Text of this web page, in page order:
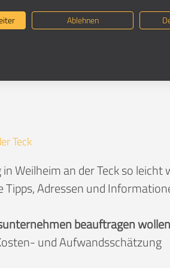
suchen
Teck
Weilheim an der Teck so leicht
Adressen und
beauftragen
und Aufwandsschätzung
Ablehnen